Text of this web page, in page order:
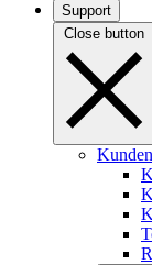
Support
Close button